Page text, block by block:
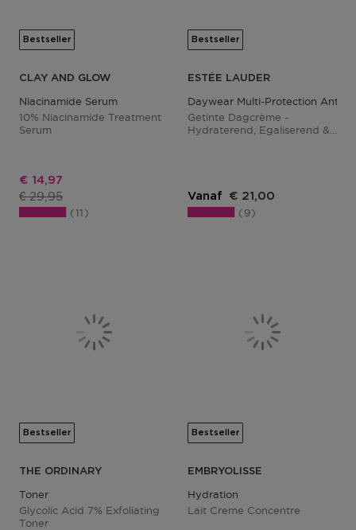
Bestseller
CLAY AND GLOW
Niacinamide Serum
10% Niacinamide Treatment
Serum
Kortingsprijs
€ 14,97
Productprijs
€ 29,95
11
Bestseller
ESTÉE LAUDER
Daywear Multi-Protection Anti-
Getinte Dagcrème -
Hydraterend, Egaliserend &
Vanaf € 21,00
9
Bestseller
THE ORDINARY
Toner
Glycolic Acid 7% Exfoliating
Toner
Bestseller
EMBRYOLISSE
Hydration
Lait Creme Concentre